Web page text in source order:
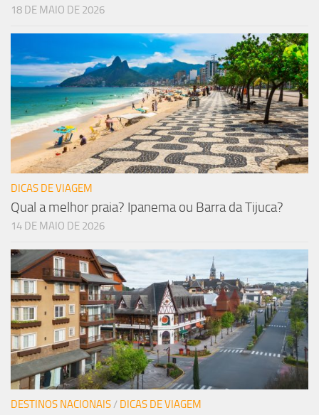
18 DE MAIO DE 2026
DICAS DE VIAGEM
Qual a melhor praia? Ipanema ou Barra da Tijuca?
14 DE MAIO DE 2026
DESTINOS NACIONAIS/ DICAS DE VIAGEM